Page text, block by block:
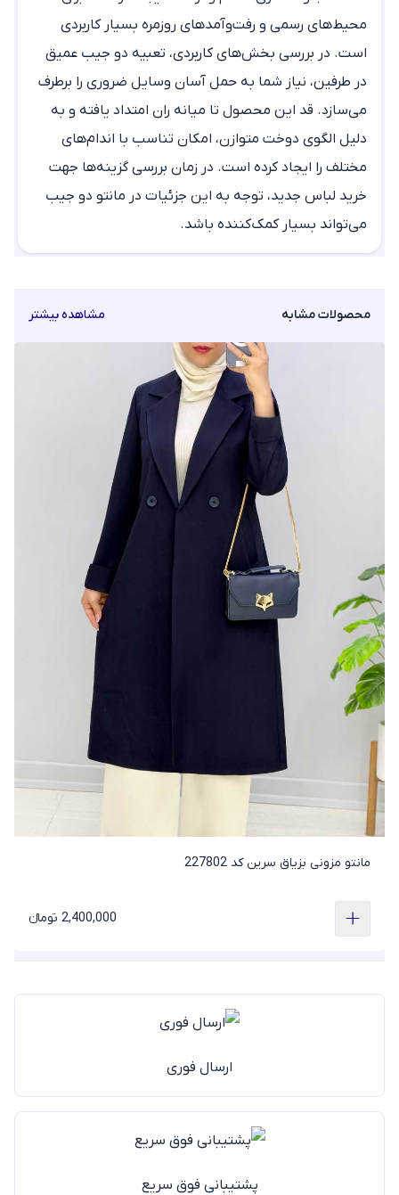
محیط‌های رسمی و رفت‌وآمدهای روزمره بسیار کاربردی
است. در بررسی بخش‌های کاربردی، تعبیه دو جیب عمیق
در طرفین، نیاز شما به حمل آسان وسایل ضروری را برطرف
می‌سازد. قد این محصول تا میانه ران امتداد یافته و به
دلیل الگوی دوخت متوازن، امکان تناسب با اندام‌های
مختلف را ایجاد کرده است. در زمان بررسی گزینه‌ها جهت
خرید لباس جدید، توجه به این جزئیات در مانتو دو جیب
می‌تواند بسیار کمک‌کننده باشد.
محصولات مشابه مشاهده بیشتر
مانتو مزونی بزیاق سرین کد 227802
2,400,000 تومانء
ارسال فوری
پشتیبانی فوق سریع